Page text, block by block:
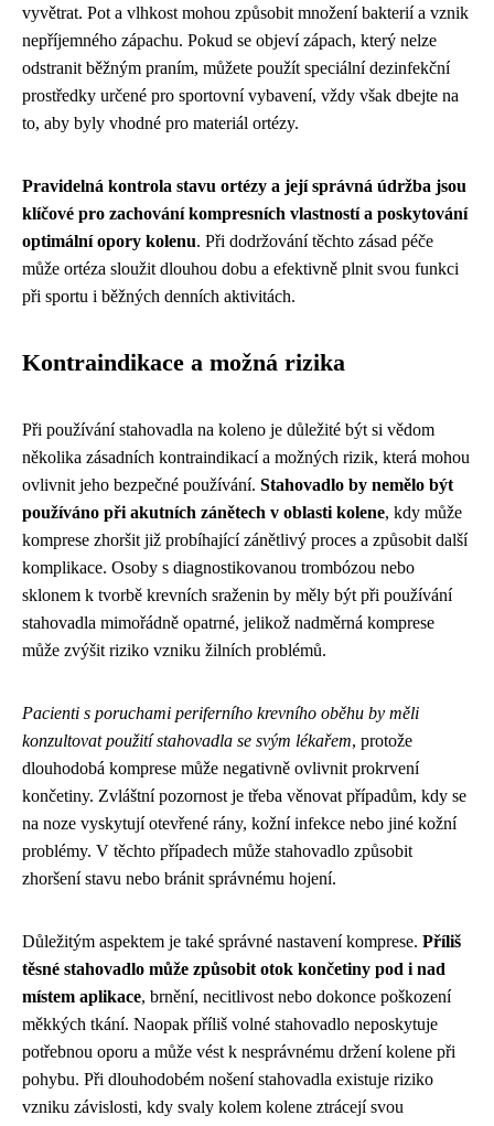
vyvětrat. Pot a vlhkost mohou způsobit množení bakterií a vznik
nepříjemného zápachu. Pokud se objeví zápach, který nelze
odstranit běžným praním, můžete použít speciální dezinfekční
prostředky určené pro sportovní vybavení, vždy však dbejte na
to, aby byly vhodné pro materiál ortézy.
Pravidelná kontrola stavu ortézy a její správná údržba jsou
klíčové pro zachování kompresních vlastností a poskytování
optimální opory kolenu. Při dodržování těchto zásad péče
může ortéza sloužit dlouhou dobu a efektivně plnit svou funkci
při sportu i běžných denních aktivitách.
Kontraindikace a možná rizika
Při používání stahovadla na koleno je důležité být si vědom
několika zásadních kontraindikací a možných rizik, která mohou
ovlivnit jeho bezpečné používání. Stahovadlo by nemělo být
používáno při akutních zánětech v oblasti kolene, kdy může
komprese zhoršit již probíhající zánětlivý proces a způsobit další
komplikace. Osoby s diagnostikovanou trombózou nebo
sklonem k tvorbě krevních sraženin by měly být při používání
stahovadla mimořádně opatrné, jelikož nadměrná komprese
může zvýšit riziko vzniku žilních problémů.
Pacienti s poruchami periferního krevního oběhu by měli
konzultovat použití stahovadla se svým lékařem, protože
dlouhodobá komprese může negativně ovlivnit prokrvení
končetiny. Zvláštní pozornost je třeba věnovat případům, kdy se
na noze vyskytují otevřené rány, kožní infekce nebo jiné kožní
problémy. V těchto případech může stahovadlo způsobit
zhoršení stavu nebo bránit správnému hojení.
Důležitým aspektem je také správné nastavení komprese. Příliš
těsné stahovadlo může způsobit otok končetiny pod i nad
místem aplikace, brnění, necitlivost nebo dokonce poškození
měkkých tkání. Naopak příliš volné stahovadlo neposkytuje
potřebnou oporu a může vést k nesprávnému držení kolene při
pohybu. Při dlouhodobém nošení stahovadla existuje riziko
vzniku závislosti, kdy svaly kolem kolene ztrácejí svou